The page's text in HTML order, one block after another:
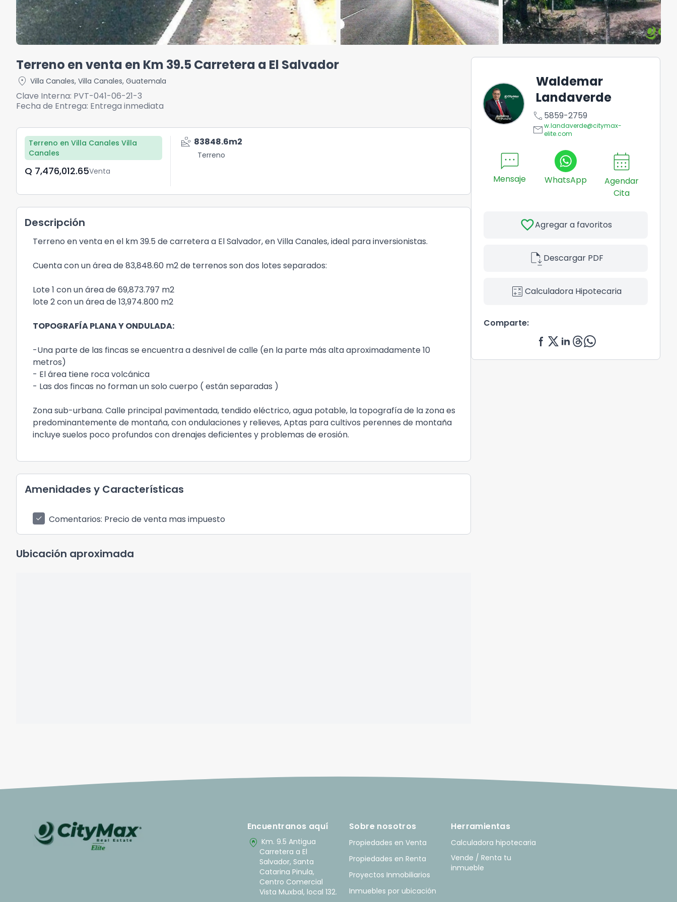
Terreno en venta en Km 39.5 Carretera a El Salvador
location_on Villa Canales, Villa Canales, Guatemala
Clave Interna: PVT-041-06-21-3
Fecha de Entrega: Entrega inmediata
Terreno en Villa Canales Villa
Canales
Q	7,476,012.65Venta
landslide 83848.6m2
Terreno
Descripción
Terreno en venta en el km 39.5 de carretera a El Salvador, en Villa Canales, ideal para inversionistas.
Cuenta con un área de 83,848.60 m2 de terrenos son dos lotes separados:
Lote 1 con un área de 69,873.797 m2
lote 2 con un área de 13,974.800 m2
TOPOGRAFÍA PLANA Y ONDULADA:
-Una parte de las fincas se encuentra a desnivel de calle (en la parte más alta aproximadamente 10
metros)
- El área tiene roca volcánica
- Las dos fincas no forman un solo cuerpo ( están separadas )
Zona sub-urbana. Calle principal pavimentada, tendido eléctrico, agua potable, la topografía de la zona es
predominantemente de montaña, con ondulaciones y relieves, Aptas para cultivos perennes de montaña
incluye suelos poco profundos con drenajes deficientes y problemas de erosión.
Amenidades y Características
check Comentarios: Precio de venta mas impuesto
Ubicación aproximada
Waldemar
Landaverde
call 5859-2759
emailw.landaverde@citymax-
elite.com
sms
Mensaje WhatsApp
calendar_month
Agendar
Cita
favoriteAgregar a favoritos
file_saveDescargar PDF
calculate Calculadora Hipotecaria
Comparte:
Encuentranos aquí
home_pin Km. 9.5 Antigua
Carretera a El
Salvador, Santa
Catarina Pinula,
Centro Comercial
Vista Muxbal, local 132.
Sobre nosotros
Propiedades en Venta
Propiedades en Renta
Proyectos Inmobiliarios
Inmuebles por ubicación
Herramientas
Calculadora hipotecaria
Vende / Renta tu
inmueble